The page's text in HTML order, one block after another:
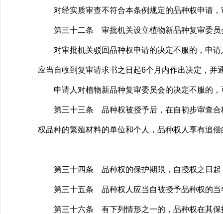
对经实质审查不符合本条例规定的品种权申请，
第三十二条 审批机关设立植物新品种复审委员
对审批机关驳回品种权申请的决定不服的，申请
应当自收到复审请求书之日起6个月内作出决定，并
申请人对植物新品种复审委员会的决定不服的，
第三十三条 品种权被授予后，在自初步审查合
权品种的繁殖材料的单位和个人，品种权人享有追偿
第三十四条 品种权的保护期限，自授权之日起
第三十五条 品种权人应当自被授予品种权的当
第三十六条 有下列情形之一的，品种权在其保